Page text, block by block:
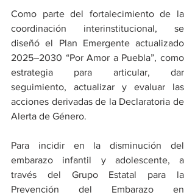
Como parte del fortalecimiento de la
coordinación interinstitucional, se
diseñó el Plan Emergente actualizado
2025–2030 “Por Amor a Puebla”, como
estrategia para articular, dar
seguimiento, actualizar y evaluar las
acciones derivadas de la Declaratoria de
Alerta de Género.
Para incidir en la disminución del
embarazo infantil y adolescente, a
través del Grupo Estatal para la
Prevención del Embarazo en